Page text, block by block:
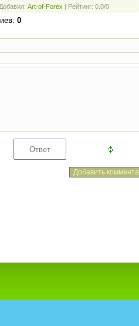
Добавил: Art-of-Forex Рейтинг: 0.0/0
: 0